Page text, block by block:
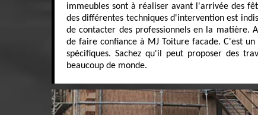
immeubles sont à réaliser avant l'arrivée des
des différentes techniques d'intervention est
de contacter des professionnels en la matière.
de faire confiance à MJ Toiture facade. C'est
spécifiques. Sachez qu'il peut proposer des
beaucoup de monde.